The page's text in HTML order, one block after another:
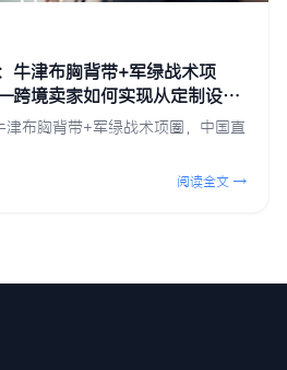
牛津布胸背带+军绿战术项
境卖家如何实现从定制设计
盖
津布胸背带+军绿战术项圈，中国直
阅读全文 →